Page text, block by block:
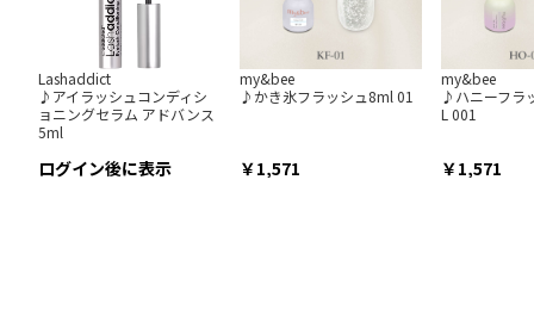
Lashaddict
♪アイラッシュコンディシ
ョニングセラム アドバンス
5ml
ログイン後に表示
my&bee
♪かき氷フラッシュ8ml 01
1,571
my&bee
♪ハニーフラ
L 001
1,571